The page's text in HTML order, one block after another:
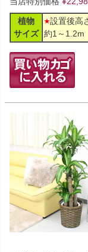
植物
サイズ
設置後高
約1～1.2m